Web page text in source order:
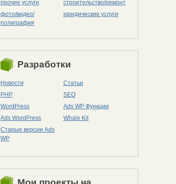
прочие услуги
строительство/ремонт
фото/видео/
полиграфия
юридические услуги
Разработки
Новости
Статьи
PHP
SEO
WordPress
Ads WP Функции
Ads WordPress
Whale Kit
Старые версии Ads
WP